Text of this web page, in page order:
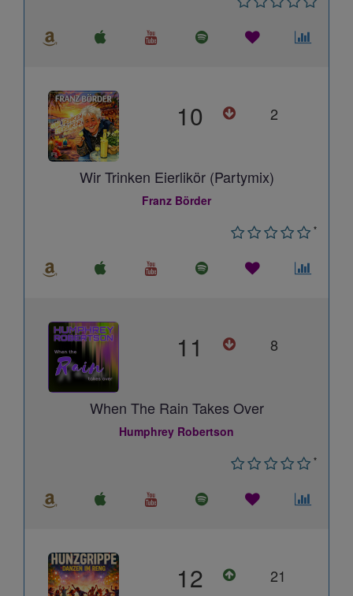
10 2
Wir Trinken Eierlikör (Partymix)
Franz Börder
*
11 8
When The Rain Takes Over
Humphrey Robertson
*
12 21